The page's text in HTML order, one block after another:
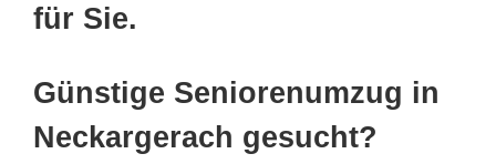
für Sie.
Günstige Seniorenumzug in
Neckargerach gesucht?